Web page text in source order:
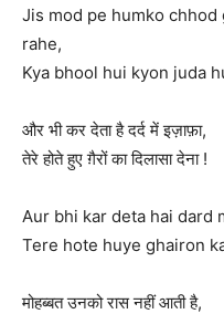
Jis mod pe humko chhod
rahe,
Kya bhool hui kyon juda
और भी कर देता है दर्द में इज़ाफ़ा,
तेरे होते हुए ग़ैरों का दिलासा देना !
Aur bhi kar deta hai dard
Tere hote huye ghairon
मोहब्बत उनको रास नहीं आती है,